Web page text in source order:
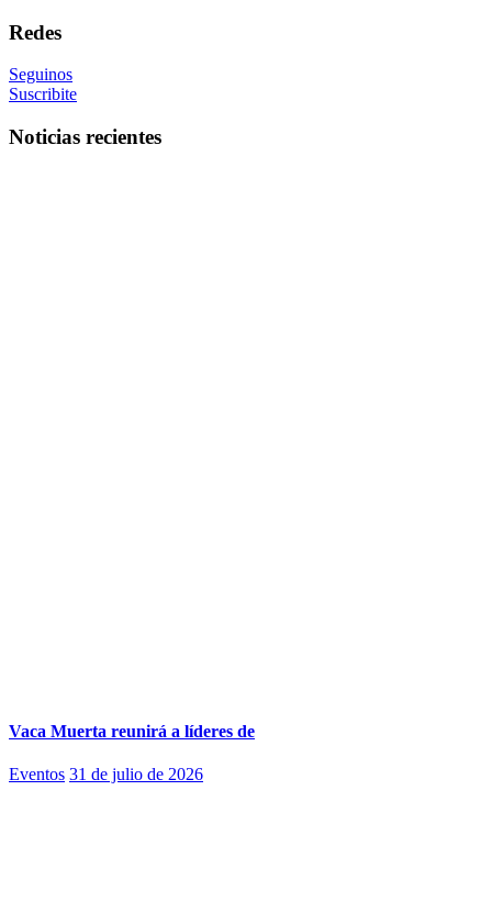
Redes
Seguinos
Suscribite
Noticias recientes
Vaca Muerta reunirá a líderes de
Eventos 31 de julio de 2026